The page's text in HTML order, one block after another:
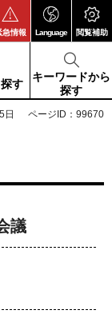
急情報 Language 閲覧補助
す
キーワードから
探す
日 ページID：99670
議